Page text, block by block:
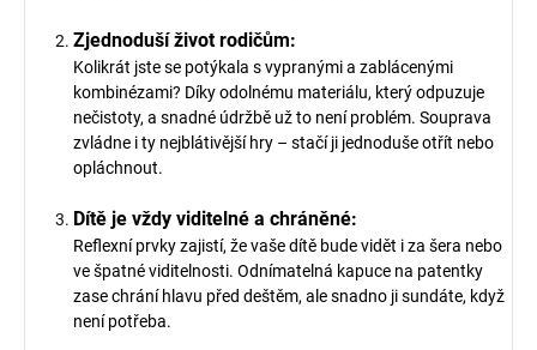
Zjednoduší život rodičům:
Kolikrát jste se potýkala s vypranými a zablácenými
kombinézami? Díky odolnému materiálu, který odpuzuje
nečistoty, a snadné údržbě už to není problém. Souprava
zvládne i ty nejblátivější hry – stačí ji jednoduše otřít nebo
opláchnout.
Dítě je vždy viditelné a chráněné:
Reflexní prvky zajistí, že vaše dítě bude vidět i za šera nebo
ve špatné viditelnosti. Odnímatelná kapuce na patentky
zase chrání hlavu před deštěm, ale snadno ji sundáte, když
není potřeba.